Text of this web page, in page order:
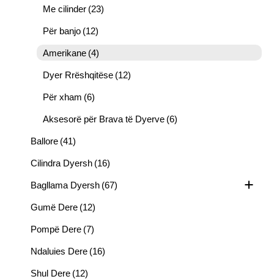
Me cilinder (23)
Për banjo (12)
Amerikane (4)
Dyer Rrëshqitëse (12)
Për xham (6)
Aksesorë për Brava të Dyerve (6)
Ballore (41)
Cilindra Dyersh (16)
Bagllama Dyersh (67)
Gumë Dere (12)
Pompë Dere (7)
Ndaluies Dere (16)
Shul Dere (12)